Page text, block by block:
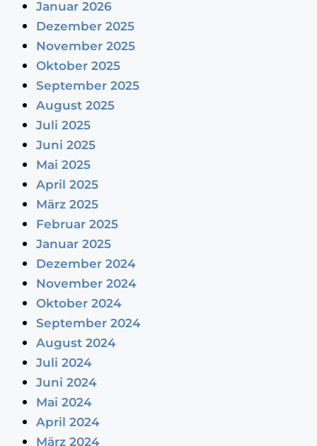
Januar 2026
Dezember 2025
November 2025
Oktober 2025
September 2025
August 2025
Juli 2025
Juni 2025
Mai 2025
April 2025
März 2025
Februar 2025
Januar 2025
Dezember 2024
November 2024
Oktober 2024
September 2024
August 2024
Juli 2024
Juni 2024
Mai 2024
April 2024
März 2024